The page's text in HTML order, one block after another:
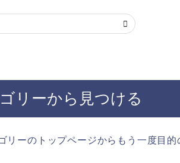
リーから見つける
リーのトップページからもう一度目